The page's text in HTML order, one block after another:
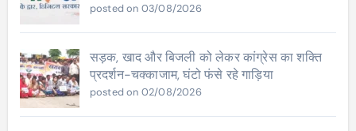
posted on 03/08/2026
सड़क, खाद और बिजली को लेकर कांग्रेस का शक्ति
प्रदर्शन-चक्काजाम, घंटो फंसे रहे गाड़िया
posted on 02/08/2026